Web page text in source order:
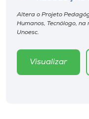
Editora
Rádio
Altera o Projeto
Humanos, Tecnólogo,
Unoesc.
Visualizar